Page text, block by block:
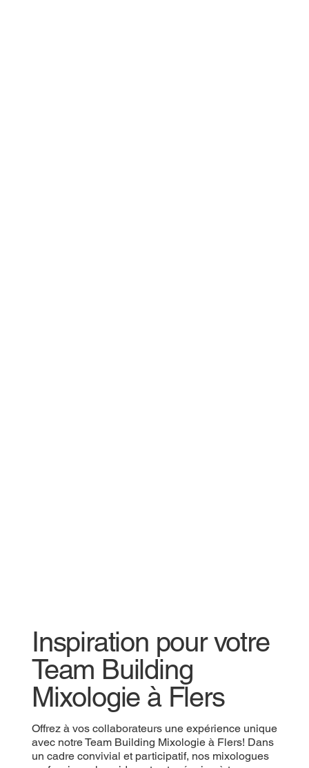
Inspiration pour votre
Team Building
Mixologie à Flers
Offrez à vos collaborateurs une expérience unique
avec notre Team Building Mixologie à Flers! Dans
un cadre convivial et participatif, nos mixologues